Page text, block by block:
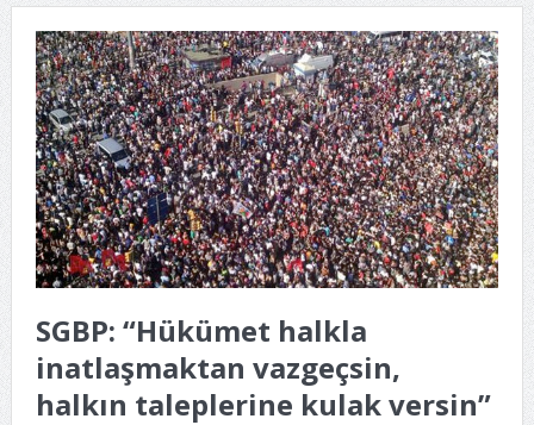
SGBP: “Hükümet halkla
inatlaşmaktan vazgeçsin,
halkın taleplerine kulak versin”